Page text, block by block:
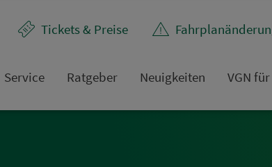
Tickets & Preise
Service Rat­ge­ber Neuigkeiten VGN